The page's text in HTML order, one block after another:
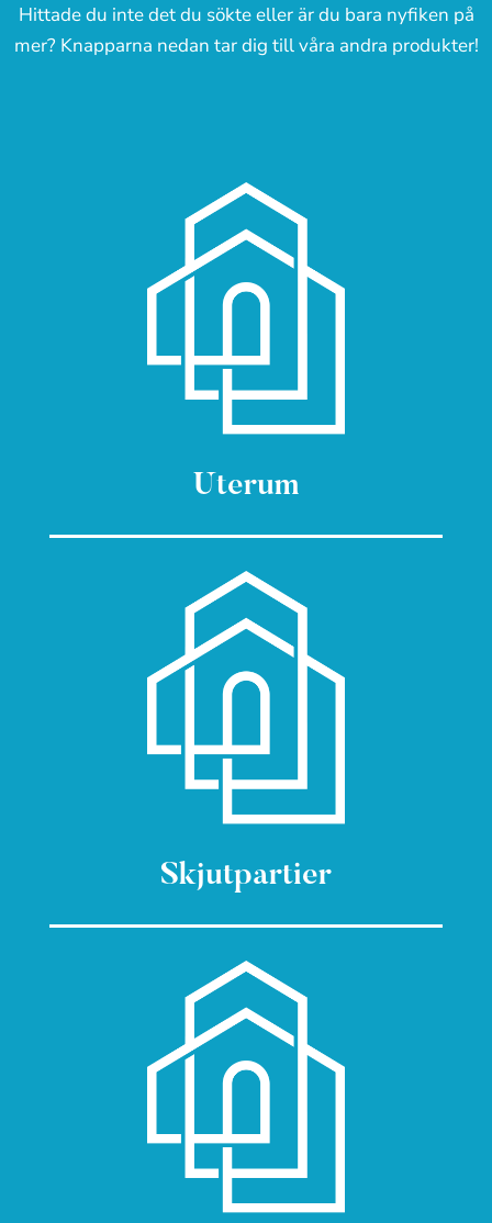
Hittade du inte det du sökte eller är du bara nyfiken på
mer? Knapparna nedan tar dig till våra andra produkter!
Uterum
Skjutpartier